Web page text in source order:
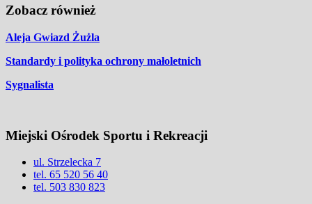
Zobacz również
Aleja Gwiazd Żużla
Standardy i polityka ochrony małoletnich
Sygnalista
Miejski Ośrodek Sportu i Rekreacji
ul. Strzelecka 7
tel. 65 520 56 40
tel. 503 830 823